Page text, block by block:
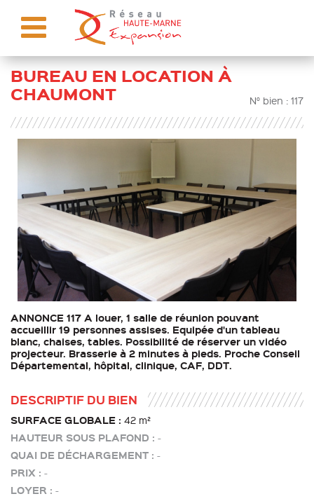
BUREAU EN LOCATION À
CHAUMONT N° bien : 117
ANNONCE 117 A louer, 1 salle de réunion pouvant
accueillir 19 personnes assises. Equipée d'un tableau
blanc, chaises, tables. Possibilité de réserver un vidéo
projecteur. Brasserie à 2 minutes à pieds. Proche Conseil
Départemental, hôpital, clinique, CAF, DDT.
DESCRIPTIF DU BIEN
SURFACE GLOBALE : 42 m²
HAUTEUR SOUS PLAFOND : -
QUAI DE DÉCHARGEMENT : -
PRIX : -
LOYER : -